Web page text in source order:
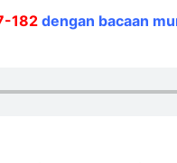
182 dengan bacaan